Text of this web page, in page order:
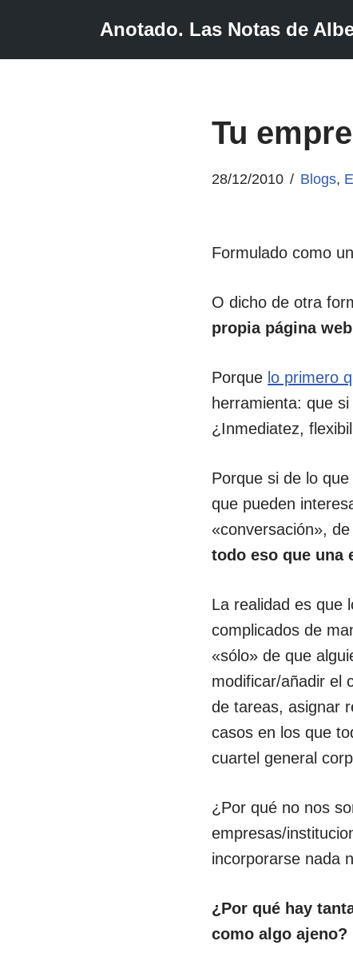
Anotado. Las Notas de
Tu
28/12/2010 Blogs,
Formulado como
O dicho de otra
propia página
Porque lo primero
herramienta: que si
¿Inmediatez,
Porque si de lo
que pueden
«conversación»,
todo eso que una
La realidad es que
complicados de
«sólo» de que
modificar/añadir el
de tareas, asignar
casos en los que
cuartel general
¿Por qué no nos
empresas/
incorporarse nada
¿Por qué hay
como algo ajeno?